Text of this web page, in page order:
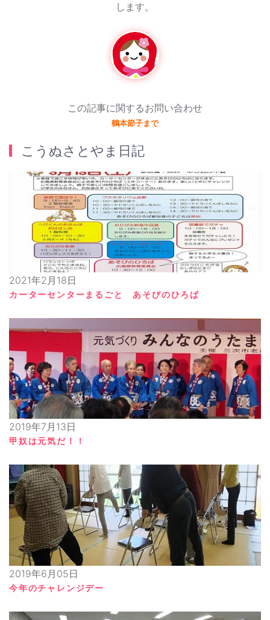
します。
この記事に関するお問い合わせ
鶴本節子まで
こうぬさとやま日記
2021年2月18日
カーターセンターまるごと あそびのひろば
2019年7月13日
甲奴は元気だ！！
2019年6月05日
今年のチャレンジデー